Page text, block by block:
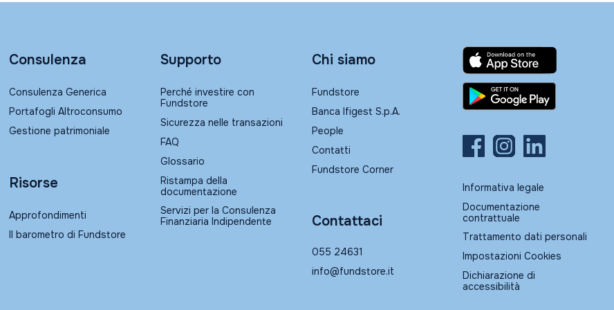
Consulenza
Consulenza Generica
Portafogli Altroconsumo
Gestione patrimoniale
Risorse
Approfondimenti
Il barometro di Fundstore
Supporto
Perché investire con
Fundstore
Sicurezza nelle transazioni
FAQ
Glossario
Ristampa della
documentazione
Servizi per la Consulenza
Finanziaria Indipendente
Chi siamo
Fundstore
Banca Ifigest S.p.A.
People
Contatti
Fundstore Corner
Contattaci
055 24631
info@fundstore.it
Informativa legale
Documentazione
contrattuale
Trattamento dati personali
Impostazioni Cookies
Dichiarazione di
accessibilità